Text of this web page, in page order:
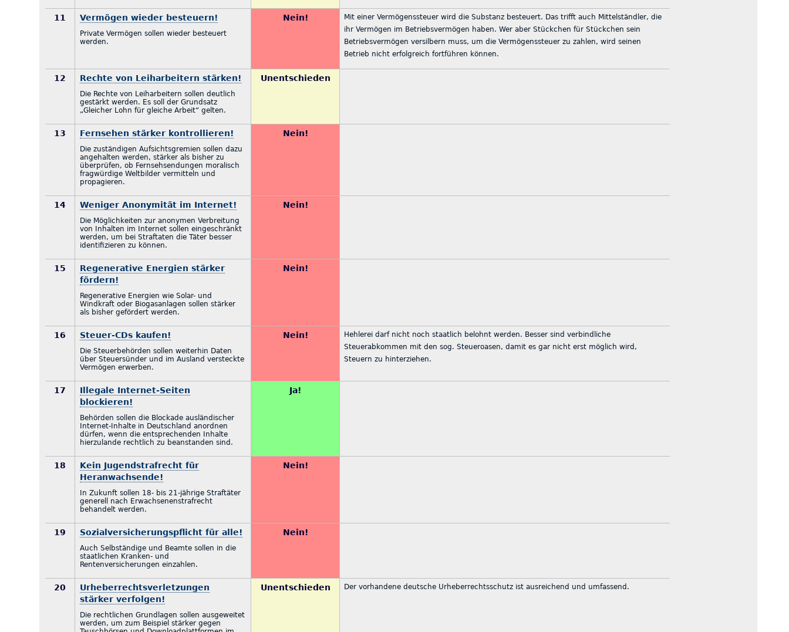
11 Vermögen wieder besteuern!
Private Vermögen sollen wieder besteuert
werden.
Nein!
Mit einer Vermögenssteuer wird die Substanz besteuert. Das trifft auch Mittelständler, die
ihr Vermögen im Betriebsvermögen haben. Wer aber Stückchen für Stückchen sein
Betriebsvermögen versilbern muss, um die Vermögenssteuer zu zahlen, wird seinen
Betrieb nicht erfolgreich fortführen können.
12 Rechte von Leiharbeitern stärken!
Die Rechte von Leiharbeitern sollen deutlich
gestärkt werden. Es soll der Grundsatz
„Gleicher Lohn für gleiche Arbeit“ gelten.
Unentschieden
13 Fernsehen stärker kontrollieren!
Die zuständigen Aufsichtsgremien sollen dazu
angehalten werden, stärker als bisher zu
überprüfen, ob Fernsehsendungen moralisch
fragwürdige Weltbilder vermitteln und
propagieren.
Nein!
14 Weniger Anonymität im Internet!
Die Möglichkeiten zur anonymen Verbreitung
von Inhalten im Internet sollen eingeschränkt
werden, um bei Straftaten die Täter besser
identifizieren zu können.
Nein!
15
Regenerative Energien stärker
fördern!
Regenerative Energien wie Solar- und
Windkraft oder Biogasanlagen sollen stärker
als bisher gefördert werden.
Nein!
16 Steuer-CDs kaufen!
Die Steuerbehörden sollen weiterhin Daten
über Steuersünder und im Ausland versteckte
Vermögen erwerben.
Nein!
Hehlerei darf nicht noch staatlich belohnt werden. Besser sind verbindliche
Steuerabkommen mit den sog. Steueroasen, damit es gar nicht erst möglich wird,
Steuern zu hinterziehen.
17
Illegale Internet-Seiten
blockieren!
Behörden sollen die Blockade ausländischer
Internet-Inhalte in Deutschland anordnen
dürfen, wenn die entsprechenden Inhalte
hierzulande rechtlich zu beanstanden sind.
Ja!
18
Kein Jugendstrafrecht für
Heranwachsende!
In Zukunft sollen 18- bis 21-jährige Straftäter
generell nach Erwachsenenstrafrecht
behandelt werden.
Nein!
19 Sozialversicherungspflicht für alle!
Auch Selbständige und Beamte sollen in die
staatlichen Kranken- und
Rentenversicherungen einzahlen.
Nein!
20
Urheberrechtsverletzungen
stärker verfolgen!
Die rechtlichen Grundlagen sollen ausgeweitet
werden, um zum Beispiel stärker gegen
Unentschieden Der vorhandene deutsche Urheberrechtsschutz ist ausreichend und umfassend.